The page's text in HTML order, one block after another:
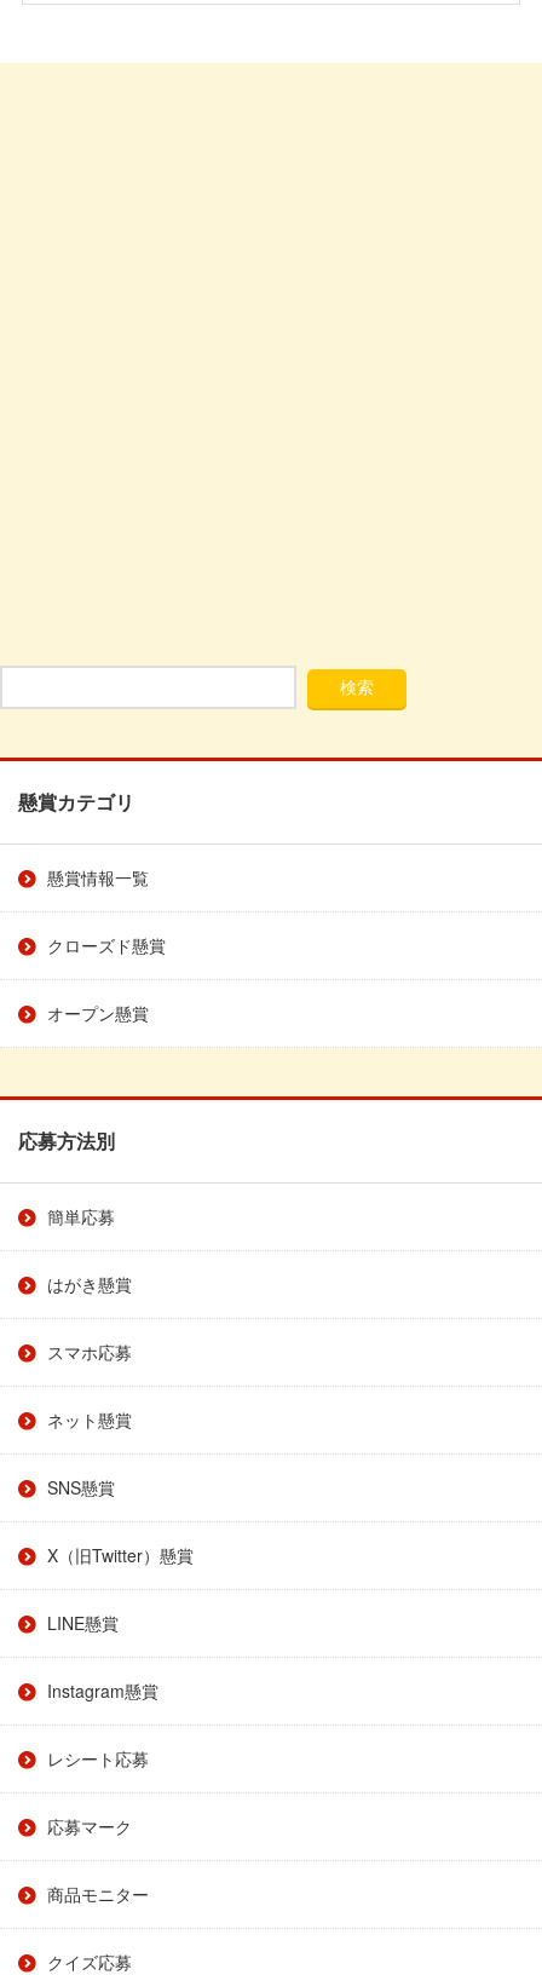
懸賞カテゴリ
懸賞情報一覧
クローズド懸賞
オープン懸賞
応募方法別
簡単応募
はがき懸賞
スマホ応募
ネット懸賞
SNS懸賞
X（旧Twitter）懸賞
LINE懸賞
Instagram懸賞
レシート応募
応募マーク
商品モニター
クイズ応募